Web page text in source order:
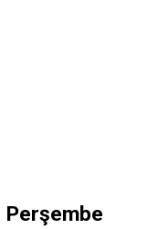
Perşembe